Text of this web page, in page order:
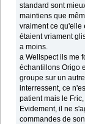
standard sont
maintiens que
vraiment ce qu'elle
étaient vriament
a moins.
a Wellspect ils me
échantillons Origo
groupe sur un
interressent, ce
patient mais le
Evidement, il ne
commandes de